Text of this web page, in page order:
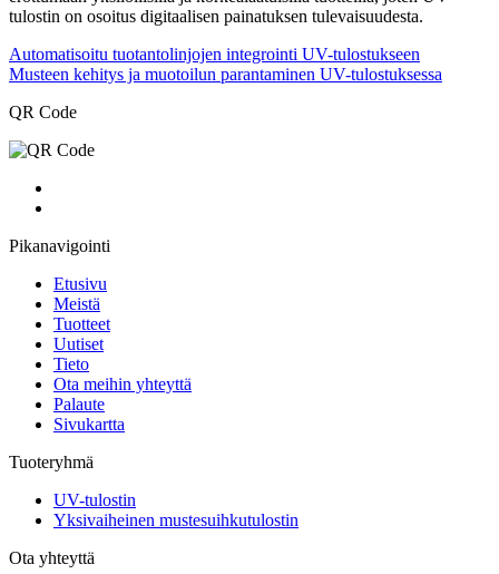
tulostin on osoitus digitaalisen painatuksen tulevaisuudesta.
Automatisoitu tuotantolinjojen integrointi UV-tulostukseen
Musteen kehitys ja muotoilun parantaminen UV-tulostuksessa
QR Code
Pikanavigointi
Etusivu
Meistä
Tuotteet
Uutiset
Tieto
Ota meihin yhteyttä
Palaute
Sivukartta
Tuoteryhmä
UV-tulostin
Yksivaiheinen mustesuihkutulostin
Ota yhteyttä